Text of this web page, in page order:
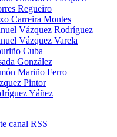
Regueiro
Carreira Montes
Vázquez Rodríguez
Vázquez Varela
Cuba
González
Mariño Ferro
Pintor
Yáñez
canal RSS